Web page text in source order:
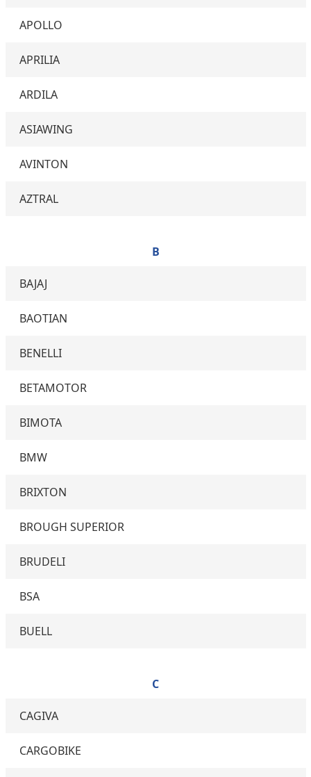
APOLLO
APRILIA
ARDILA
ASIAWING
AVINTON
AZTRAL
B
BAJAJ
BAOTIAN
BENELLI
BETAMOTOR
BIMOTA
BMW
BRIXTON
BROUGH SUPERIOR
BRUDELI
BSA
BUELL
C
CAGIVA
CARGOBIKE